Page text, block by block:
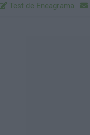
Test de Eneagrama